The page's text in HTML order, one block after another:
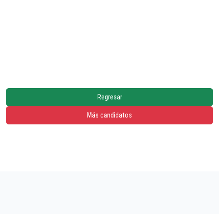
Regresar
Más candidatos